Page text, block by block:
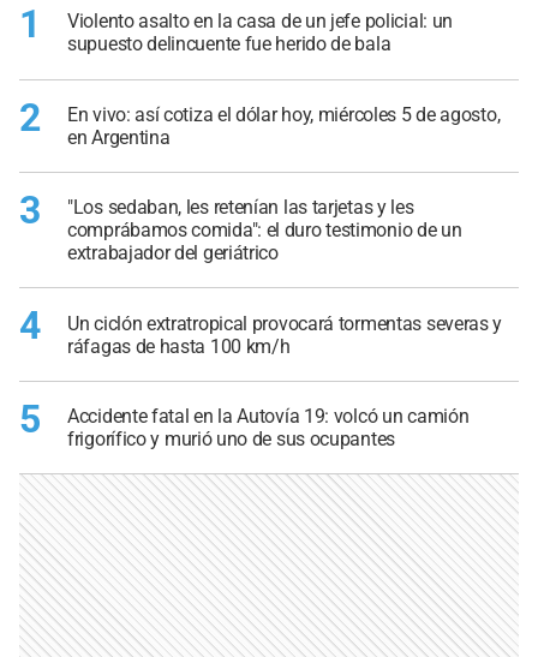
1
Violento asalto en la casa de un jefe policial: un
supuesto delincuente fue herido de bala
2
En vivo: así cotiza el dólar hoy, miércoles 5 de agosto,
en Argentina
3
"Los sedaban, les retenían las tarjetas y les
comprábamos comida": el duro testimonio de un
extrabajador del geriátrico
4
Un ciclón extratropical provocará tormentas severas y
ráfagas de hasta 100 km/h
5
Accidente fatal en la Autovía 19: volcó un camión
frigorífico y murió uno de sus ocupantes